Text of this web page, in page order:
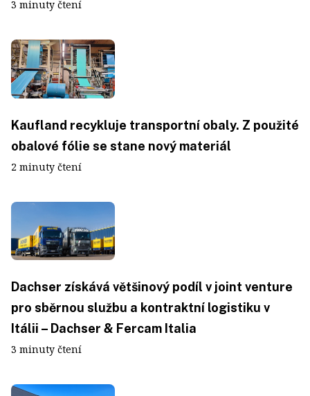
3 minuty čtení
Kaufland recykluje transportní obaly. Z použité
obalové fólie se stane nový materiál
2 minuty čtení
Dachser získává většinový podíl v joint venture
pro sběrnou službu a kontraktní logistiku v
Itálii – Dachser & Fercam Italia
3 minuty čtení